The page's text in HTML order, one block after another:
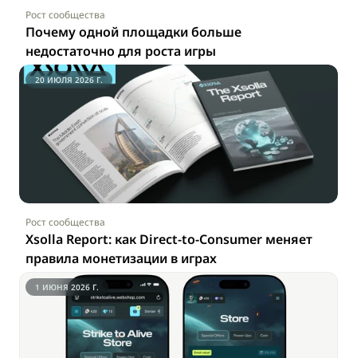
Обсудить с экспертом Войти / Создать аккаунт
Истории успеха
Конкурс 2025
Release Notes
О Xsolla
Связаться с нами
Рост сообщества
Почему одной площадки больше
недостаточно для роста игры
20 ИЮЛЯ 2026 Г.
Рост сообщества
Xsolla Report: как Direct-to-Consumer меняет
правила монетизации в играх
1 ИЮНЯ 2026 Г.